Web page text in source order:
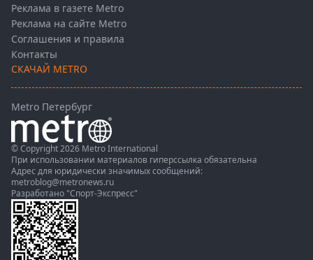
Реклама в газете Metro
Реклама на сайте Metro
Соглашения и правила
Контакты
СКАЧАЙ METRO
Metro Петербург
© Copyright 2026 Metro International
При использовании материалов гиперссылка обязательна
Адрес для юридически значимых сообщений:
metroblog@metronews.ru
Разработано "Спорт-Экспресс"